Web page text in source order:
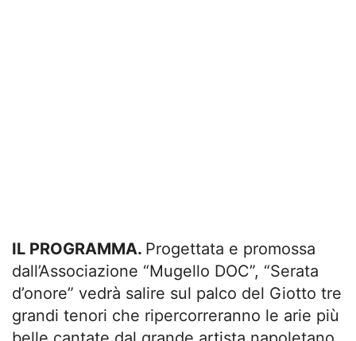
IL PROGRAMMA. Progettata e promossa
dall’Associazione “Mugello DOC”, “Serata
d’onore” vedrà salire sul palco del Giotto tre
grandi tenori che ripercorreranno le arie più